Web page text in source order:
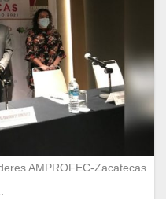
AMPROFEC-Zacatecas